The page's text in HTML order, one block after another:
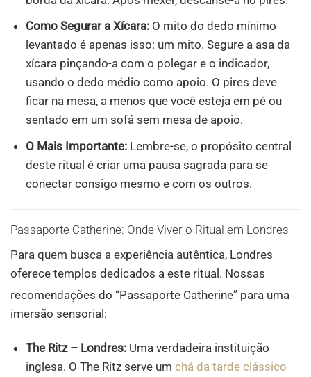
Como Segurar a Xícara: O mito do dedo mínimo
levantado é apenas isso: um mito. Segure a asa da
xícara pinçando-a com o polegar e o indicador,
usando o dedo médio como apoio. O pires deve
ficar na mesa, a menos que você esteja em pé ou
sentado em um sofá sem mesa de apoio.
O Mais Importante: Lembre-se, o propósito central
deste ritual é criar uma pausa sagrada para se
conectar consigo mesmo e com os outros.
Passaporte Catherine: Onde Viver o Ritual em Londres
Para quem busca a experiência autêntica, Londres
oferece templos dedicados a este ritual. Nossas
recomendações do “Passaporte Catherine” para uma
imersão sensorial:
The Ritz – Londres: Uma verdadeira instituição
inglesa. O The Ritz serve umchá da tarde clássico